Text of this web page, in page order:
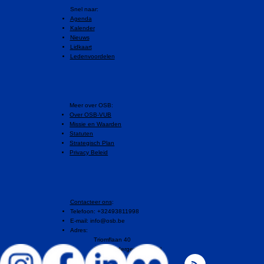
Snel naar:
Agenda
Kalender
Nieuws
Lidkaart
Ledenvoordelen
​Meer over OSB:
Over OSB-VUB
Missie en Waarden
Statuten
Strategisch Plan
Privacy Beleid
Contacteer ons:
Telefoon: +32493811998
E-mail: info@osb.be
Adres:
Triomflaan 40
1160 Oudergem, Brussel